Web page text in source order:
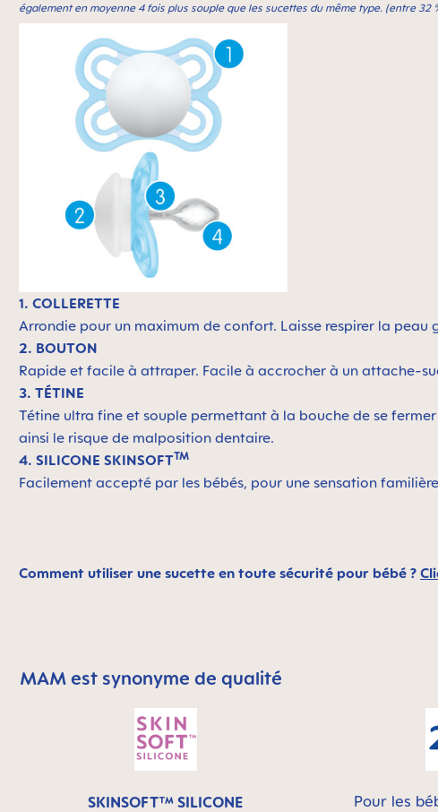
également en moyenne 4 fois plus souple que les sucettes du même type. (entre
1. COLLERETTE
Arrondie pour un maximum de confort. Laisse respirer la peau
2. BOUTON
Rapide et facile à attraper. Facile à accrocher à un attache-
3. TÉTINE
Tétine ultra fine et souple permettant à la bouche de se
ainsi le risque de malposition dentaire.
4. SILICONE SKINSOFTTM
Facilement accepté par les bébés, pour une sensation
Comment utiliser une sucette en toute sécurité pour bébé ?
Skip MAM Means Quality Icon Bar
MAM est synonyme de qualité
SKINSOFT™ SILICONE
Pour les